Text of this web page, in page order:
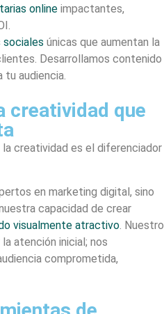
online impactantes,
sociales únicas que aumentan la
Desarrollamos contenido
tu audiencia.
creatividad que
creatividad es el diferenciador
en marketing digital, sino
capacidad de crear
visualmente atractivo . Nuestro
atención inicial; nos
comprometida,